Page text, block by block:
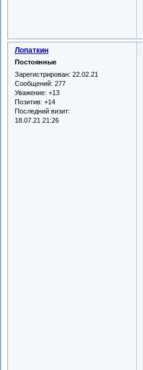
Лопаткин
Постоянные
Зарегистрирован: 22.02.21
Сообщений: 277
Уважение: +13
Позитив: +14
Последний визит:
18.07.21 21:26